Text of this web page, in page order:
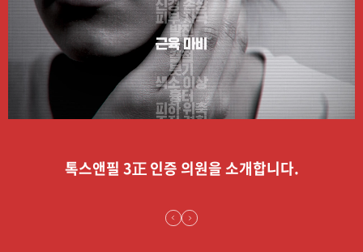
톡스앤필 3正 인증 의원을 소개합니다.